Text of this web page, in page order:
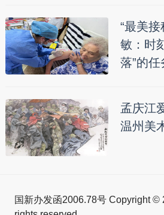
“最美
敏：时
落”的任
孟庆江
温州美
国新办发函2006.78号 Copyright ©